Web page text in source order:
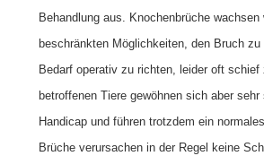
Behandlung aus. Knochenbrüche wachsen
beschränkten Möglichkeiten, den Bruch zu
Bedarf operativ zu richten, leider oft schief
betroffenen Tiere gewöhnen sich aber
Handicap und führen trotzdem ein
Brüche verursachen in der Regel keine